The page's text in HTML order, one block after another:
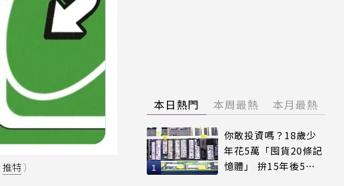
推特）
本日熱門 本周最熱 本月最熱
你敢投資嗎？18歲少
年花5萬「囤貨20條記
憶體」 拚15年後5倍